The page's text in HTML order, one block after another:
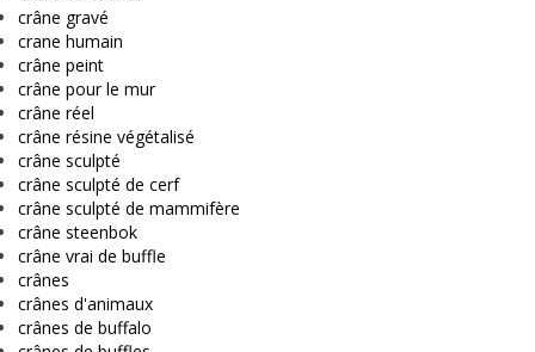
crâne gravé
crane humain
crâne peint
crâne pour le mur
crâne réel
crâne résine végétalisé
crâne sculpté
crâne sculpté de cerf
crâne sculpté de mammifère
crâne steenbok
crâne vrai de buffle
crânes
crânes d'animaux
crânes de buffalo